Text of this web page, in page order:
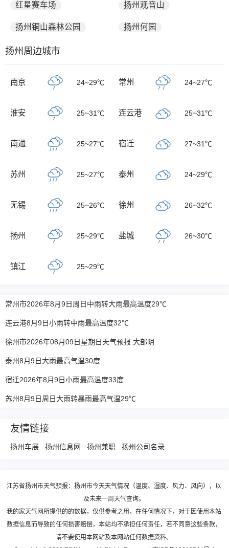
红星赛车场 扬州观音山
扬州铜山森林公园 扬州何园
扬州周边城市
南京 24~29℃ 常州 24~27℃
淮安 25~31℃ 连云港 25~31℃
南通 25~27℃ 宿迁 27~31℃
苏州 25~27℃ 泰州 24~29℃
无锡 25~26℃ 徐州 26~32℃
扬州 25~29℃ 盐城 26~30℃
镇江 25~29℃
常州市2026年8月9日周日中雨转大雨最高温度29℃
连云港8月9日小雨转中雨最高温度32℃
徐州市2026年08月09日星期日天气预报 大部阴
泰州8月9日大雨最高气温30度
宿迁2026年8月9日小雨最高温度33度
苏州8月9日周日大雨转暴雨最高气温29℃
友情链接
扬州车展 扬州信息网 扬州兼职 扬州公司名录
江苏省扬州市天气预报：扬州市今天天气情况（温度、湿度、风力、风向），以
及未来一周天气查询。
我的家天气网所提供的的数据，仅供参考之用，在任何情况下，对于因使用本站
数据信息而导致的任何损害赔偿，本站均不承担任何责任，若不同意这些条款，
请不要使用本网站及本网站任何数据资料。